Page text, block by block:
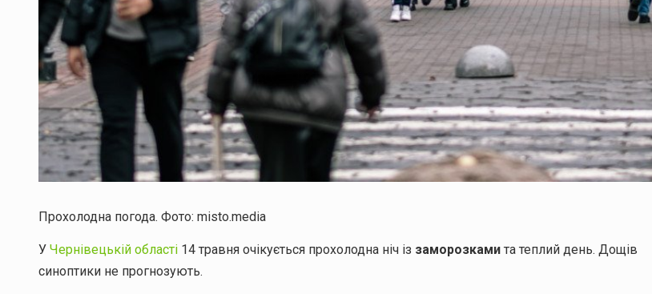
Прохолодна погода. Фото: misto.media
У Чернівецькій області 14 травня очікується прохолодна ніч із заморозками та теплий день. Дощів
синоптики не прогнозують.